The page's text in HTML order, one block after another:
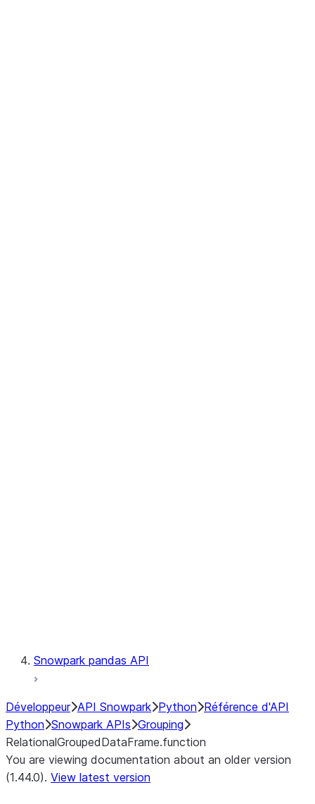
Snowpark pandas API
Développeur API Snowpark Python Référence d'API
Python Snowpark APIs Grouping
RelationalGroupedDataFrame.function
You are viewing documentation about an older version
(1.44.0). View latest version